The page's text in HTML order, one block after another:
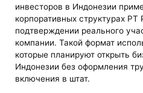
инвесторов в Индонезии
корпоративных структурах PT
подтверждении реального
компании. Такой формат
которые планируют открыть
Индонезии без оформления
включения в штат.